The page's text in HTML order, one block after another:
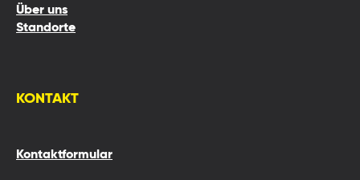
Über uns
Standorte
KONTAKT
Kontaktformular